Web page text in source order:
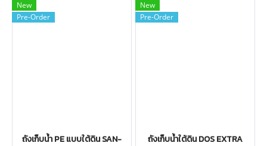
New
Pre-Order
ถังเก็บน้ำ PE แบบใต้ดิน SAN-
New
Pre-Order
ถังเก็บน้ำใต้ดิน DOS EXTRA